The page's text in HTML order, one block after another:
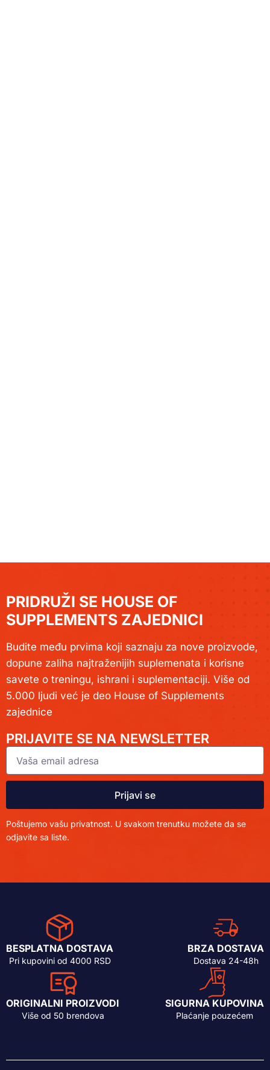
PRIDRUŽI SE HOUSE OF
SUPPLEMENTS ZAJEDNICI
Budite među prvima koji saznaju za nove proizvode,
dopune zaliha najtraženijih suplemenata i korisne
savete o treningu, ishrani i suplementaciji. Više od
5.000 ljudi već je deo House of Supplements
zajednice
PRIJAVITE SE NA NEWSLETTER
Prijavi se
Poštujemo vašu privatnost. U svakom trenutku možete da se
odjavite sa liste.
BESPLATNA DOSTAVA
Pri kupovini od 4000 RSD
BRZA DOSTAVA
Dostava 24-48h
ORIGINALNI PROIZVODI
Više od 50 brendova
SIGURNA KUPOVINA
Plaćanje pouzećem